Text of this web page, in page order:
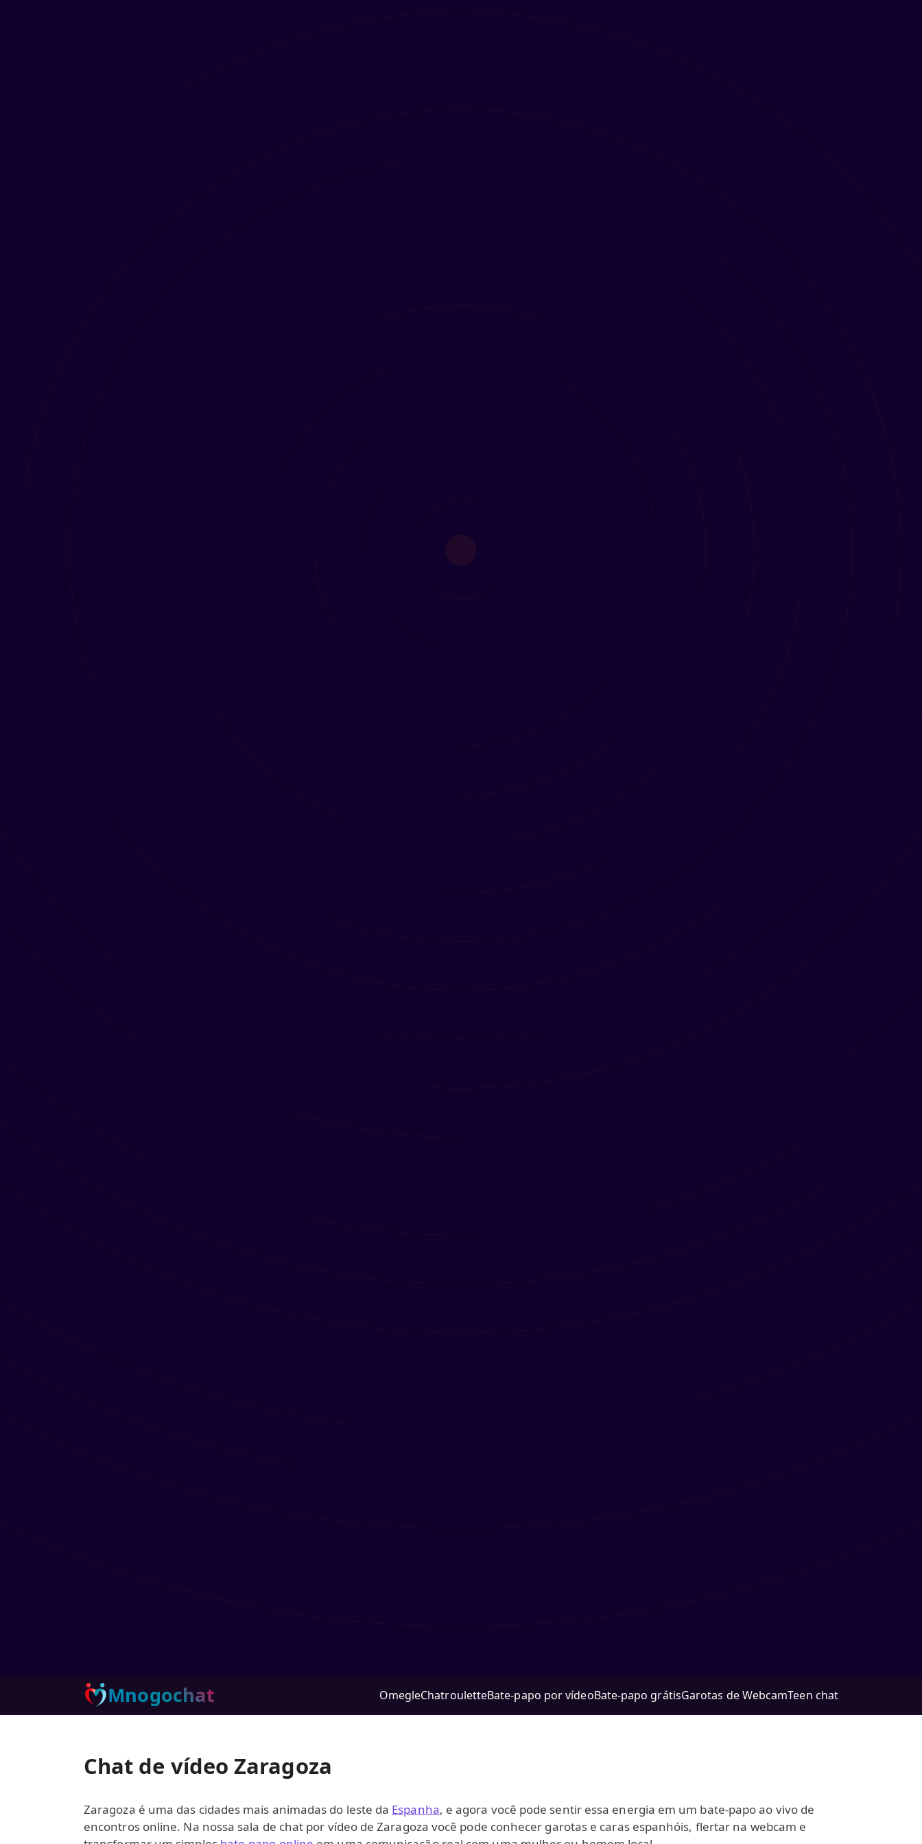
Mnogochat OmegleChatrouletteBate‑papo por vídeoBate-papo grátisGarotas de WebcamTeen chat
Chat de vídeo Zaragoza
Zaragoza é uma das cidades mais animadas do leste da Espanha, e agora você pode sentir essa energia em um bate-papo ao vivo de
encontros online. Na nossa sala de chat por vídeo de Zaragoza você pode conhecer garotas e caras espanhóis, flertar na webcam e